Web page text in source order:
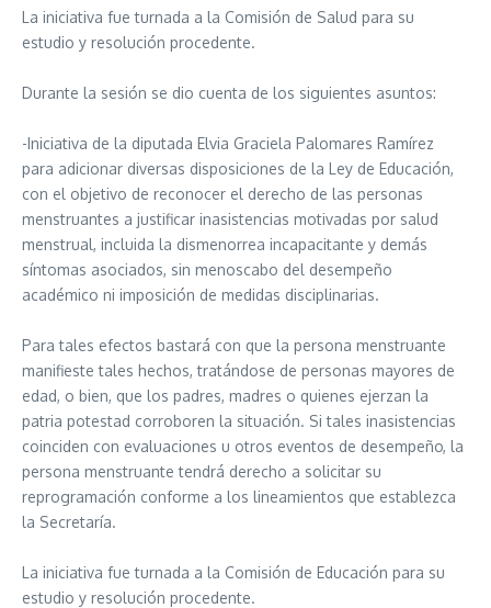
La iniciativa fue turnada a la Comisión de Salud para su
estudio y resolución procedente.
Durante la sesión se dio cuenta de los siguientes asuntos:
-Iniciativa de la diputada Elvia Graciela Palomares Ramírez
para adicionar diversas disposiciones de la Ley de Educación,
con el objetivo de reconocer el derecho de las personas
menstruantes a justificar inasistencias motivadas por salud
menstrual, incluida la dismenorrea incapacitante y demás
síntomas asociados, sin menoscabo del desempeño
académico ni imposición de medidas disciplinarias.
Para tales efectos bastará con que la persona menstruante
manifieste tales hechos, tratándose de personas mayores de
edad, o bien, que los padres, madres o quienes ejerzan la
patria potestad corroboren la situación. Si tales inasistencias
coinciden con evaluaciones u otros eventos de desempeño, la
persona menstruante tendrá derecho a solicitar su
reprogramación conforme a los lineamientos que establezca
la Secretaría.
La iniciativa fue turnada a la Comisión de Educación para su
estudio y resolución procedente.